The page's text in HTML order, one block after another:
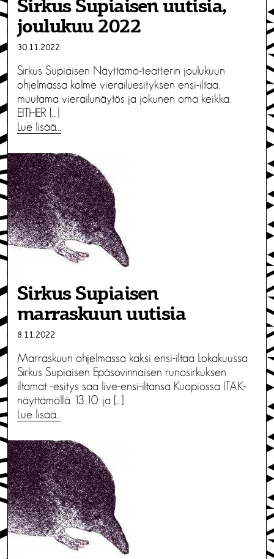
Sirkus Supiaisen uutisia,
joulukuu 2022
30.11.2022
Sirkus Supiaisen Näyttämö-teatterin joulukuun
ohjelmassa kolme vierailuesityksen ensi-iltaa,
muutama vierailunäytös ja jokunen oma keikka.
EITHER […]
Lue lisää…
Sirkus Supiaisen
marraskuun uutisia
8.11.2022
Marraskuun ohjelmassa kaksi ensi-iltaa Lokakuussa
Sirkus Supiaisen Epäsovinnaisen runosirkuksen
iltamat -esitys saa live-ensi-iltansa Kuopiossa ITAK-
näyttämöllä 13.10. ja […]
Lue lisää…